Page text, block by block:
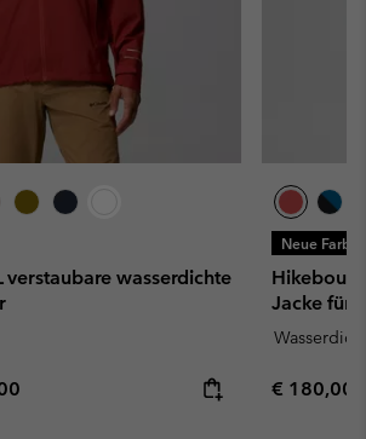
wasserdichte
price:
Neue
Jacke für
Wasserdicht
Regular
€ 180,00